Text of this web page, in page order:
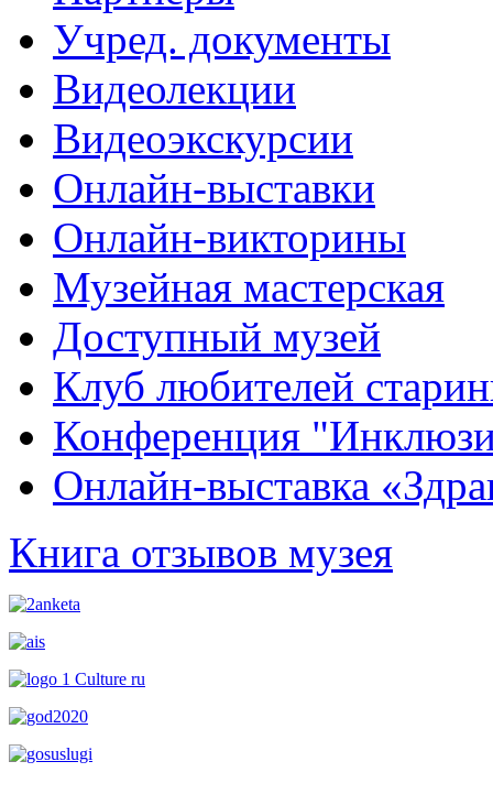
Учред. документы
Видеолекции
Видеоэкскурсии
Онлайн-выставки
Онлайн-викторины
Музейная мастерская
Доступный музей
Клуб любителей
Конференция
Онлайн-выставка
Книга отзывов музея